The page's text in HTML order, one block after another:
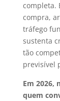
completa.
compra,
tráfego
sustenta
tão
previsível
Em 2026,
quem